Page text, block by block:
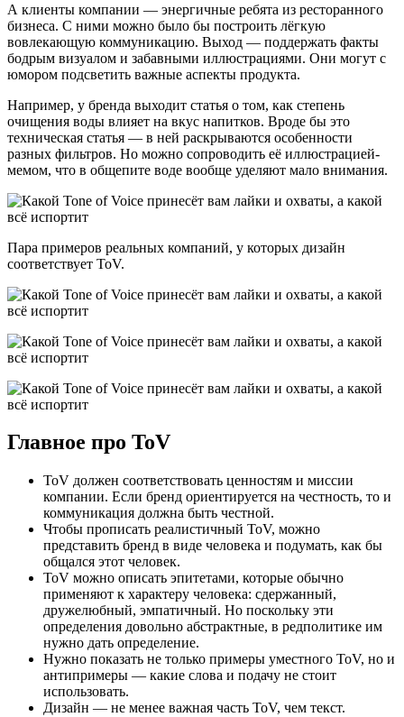
А клиенты компании — энергичные ребята из ресторанного
бизнеса. С ними можно было бы построить лёгкую
вовлекающую коммуникацию. Выход — поддержать факты
бодрым визуалом и забавными иллюстрациями. Они могут с
юмором подсветить важные аспекты продукта.
Например, у бренда выходит статья о том, как степень
очищения воды влияет на вкус напитков. Вроде бы это
техническая статья — в ней раскрываются особенности
разных фильтров. Но можно сопроводить её иллюстрацией-
мемом, что в общепите воде вообще уделяют мало внимания.
Пара примеров реальных компаний, у которых дизайн
соответствует ToV.
Главное про ToV
ToV должен соответствовать ценностям и миссии
компании. Если бренд ориентируется на честность, то и
коммуникация должна быть честной.
Чтобы прописать реалистичный ToV, можно
представить бренд в виде человека и подумать, как бы
общался этот человек.
ToV можно описать эпитетами, которые обычно
применяют к характеру человека: сдержанный,
дружелюбный, эмпатичный. Но поскольку эти
определения довольно абстрактные, в редполитике им
нужно дать определение.
Нужно показать не только примеры уместного ToV, но и
антипримеры — какие слова и подачу не стоит
использовать.
Дизайн — не менее важная часть ToV, чем текст.